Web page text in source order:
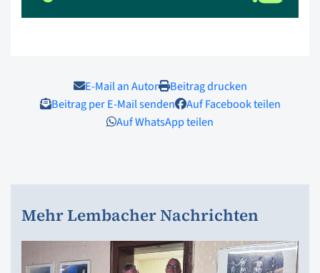
E-Mail an Autor
Beitrag drucken
Beitrag per E-Mail senden
Auf Facebook teilen
Auf WhatsApp teilen
Mehr Lembacher Nachrichten